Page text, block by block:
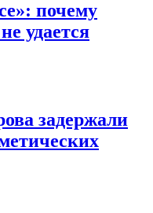
почему
удается
задержали